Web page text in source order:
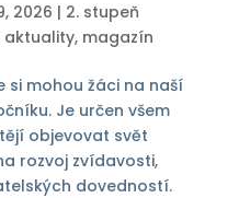
2026 | 2. stupeň
aktuality, magazín
si mohou žáci na naší
Je určen všem
objevovat svět
rozvoj zvídavosti,
dovedností.